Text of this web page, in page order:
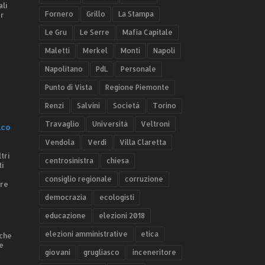
Fornero Grillo La Stampa
Le Gru Le Serre Mafia Capitale
Maletti Merkel Monti Napoli
Napolitano PdL Personale
Punto di Vista Regione Piemonte
Renzi Salvini Società Torino
Travaglio Università Veltroni
Vendola Verdi Villa Claretta
centrosinistra chiesa
consiglio regionale corruzione
democrazia ecologisti
educazione elezioni 2018
elezioni amministrative etica
giovani grugliasco inceneritore